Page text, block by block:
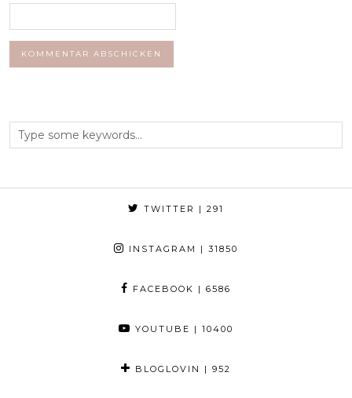
TWITTER | 291
INSTAGRAM | 31850
FACEBOOK | 6586
YOUTUBE | 10400
BLOGLOVIN | 952